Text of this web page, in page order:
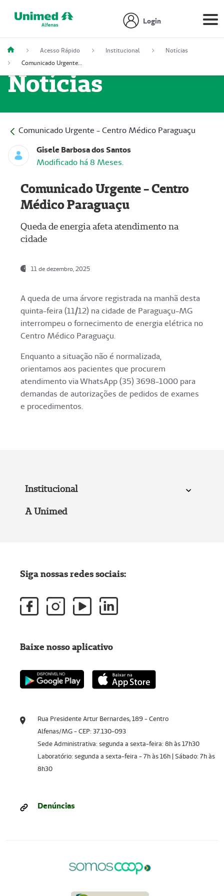
Login
Acesso Rápido Institucional
Notícias
Comunicado Urgente - Centro Médico Paraguaçu
Notícias
Comunicado Urgente - Centro Médico Paraguaçu
Gisele Barbosa dos Santos
Modificado há 8 Meses.
Comunicado Urgente - Centro
Médico Paraguaçu
Queda de energia afeta atendimento na
cidade
11 de dezembro, 2025
A queda de uma árvore registrada na manhã desta
quinta-feira (11/12) na cidade de Paraguaçu-MG
interrompeu o fornecimento de energia elétrica no
Centro Médico Paraguaçu.
Enquanto a situação não é normalizada,
orientamos aos pacientes que procurem
atendimento via WhatsApp (35) 3698-1000 para
demandas de autorizações de pedidos de exames
e procedimentos.
Institucional
A Unimed
Rua Presidente Artur Bernardes, 189 - Centro
Alfenas/MG - CEP: 37.130-093
Sede Administrativa: segunda a sexta-feira: 8h às 17h30
Laboratório: segunda a sexta-feira - 7h às 16h | Sábado: 7h às
8h30
Denúncias
Siga nossas redes sociais:
Baixe nosso aplicativo